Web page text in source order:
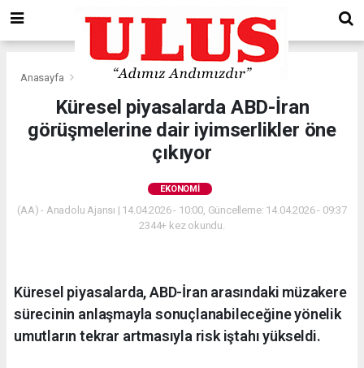
Anasayfa Ekonomi
Küresel piyasalarda ABD-İran
görüşmelerine dair iyimserlikler öne
çıkıyor
EKONOMI
(AA) - Anadolu Ajansı | 14.04.2026 - 10:00, Güncelleme: 14.04.2026 - 09:37
2344+ kez okundu.
Küresel piyasalarda, ABD-İran arasındaki müzakere
sürecinin anlaşmayla sonuçlanabileceğine yönelik
umutların tekrar artmasıyla risk iştahı yükseldi.